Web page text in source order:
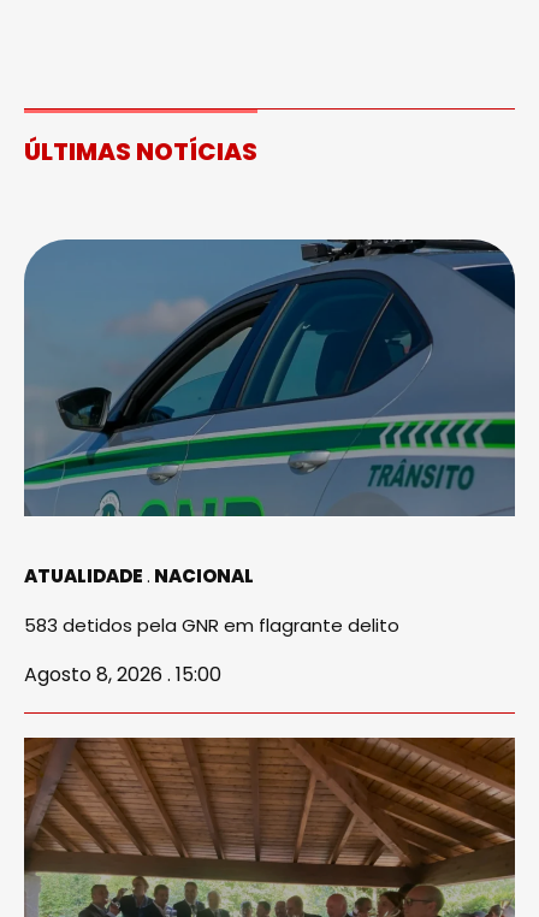
ÚLTIMAS NOTÍCIAS
ATUALIDADE NACIONAL
583 detidos pela GNR em flagrante delito
Agosto 8, 2026 . 15:00